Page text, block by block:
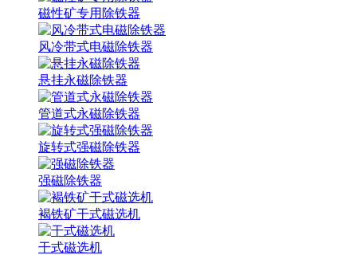
磁性矿专用除铁器
风冷带式电磁除铁器
悬挂永磁除铁器
管道式永磁除铁器
旋转式强磁除铁器
强磁除铁器
褐铁矿干式磁选机
干式磁选机